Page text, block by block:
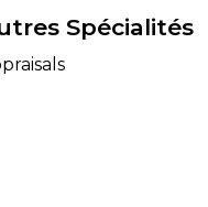
Spécialités